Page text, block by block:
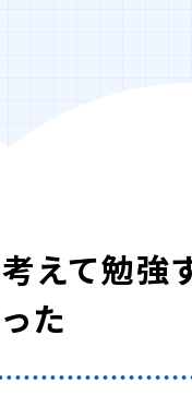
えて勉強
た